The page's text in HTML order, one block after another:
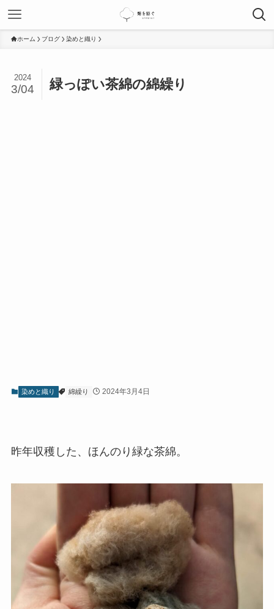
ホーム ブログ 染めと織り
緑っぽい茶綿の綿繰り
2024
3/04
染めと織り 綿繰り 2024年3月4日
昨年収穫した、ほんのり緑な茶綿。